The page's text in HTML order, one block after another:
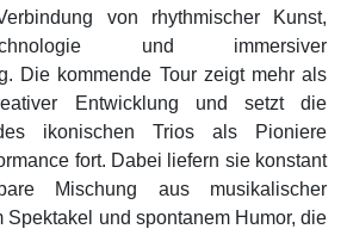
von rhythmischer Kunst,
und immersiver
Die kommende Tour zeigt mehr als
Entwicklung und setzt die
ikonischen Trios als Pioniere
fort. Dabei liefern sie konstant
Mischung aus musikalischer
Spektakel und spontanem Humor, die